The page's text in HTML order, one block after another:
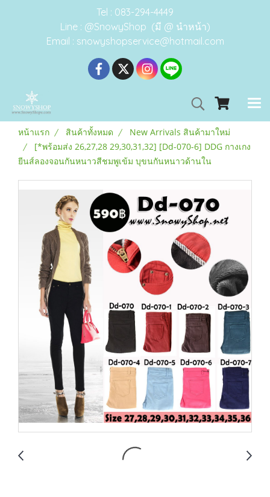
Tel : 083-294-4449
Line : @SnowyShop (มี @ นำหน้า)
Email : snowyshopservice@hotmail.com
หน้าแรก สินค้าทั้งหมด
New Arrivals สินค้ามาใหม่
[*พร้อมส่ง 26,27,28 29,30,31,32] [Dd-070-6] DDG กางเกง
ยีนส์ลองจอนกันหนาวสีชมพูเข้ม บุขนกันหนาวด้านใน